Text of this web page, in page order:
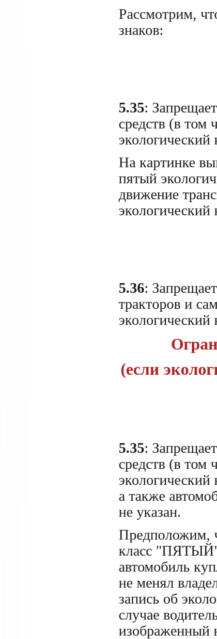
Рассмотрим,
знаков:
5.35:
средств (в том
На картинке
пятый
движение
экологический
5.36:
тракторов и
(если
5.35:
средств (в том
а также
не указан.
Предположим,
класс
автомобиль
не менял
запись об
случае
изображенный